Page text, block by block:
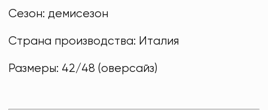
Сезон: демисезон
Страна производства: Италия
Размеры: 42/48 (оверсайз)